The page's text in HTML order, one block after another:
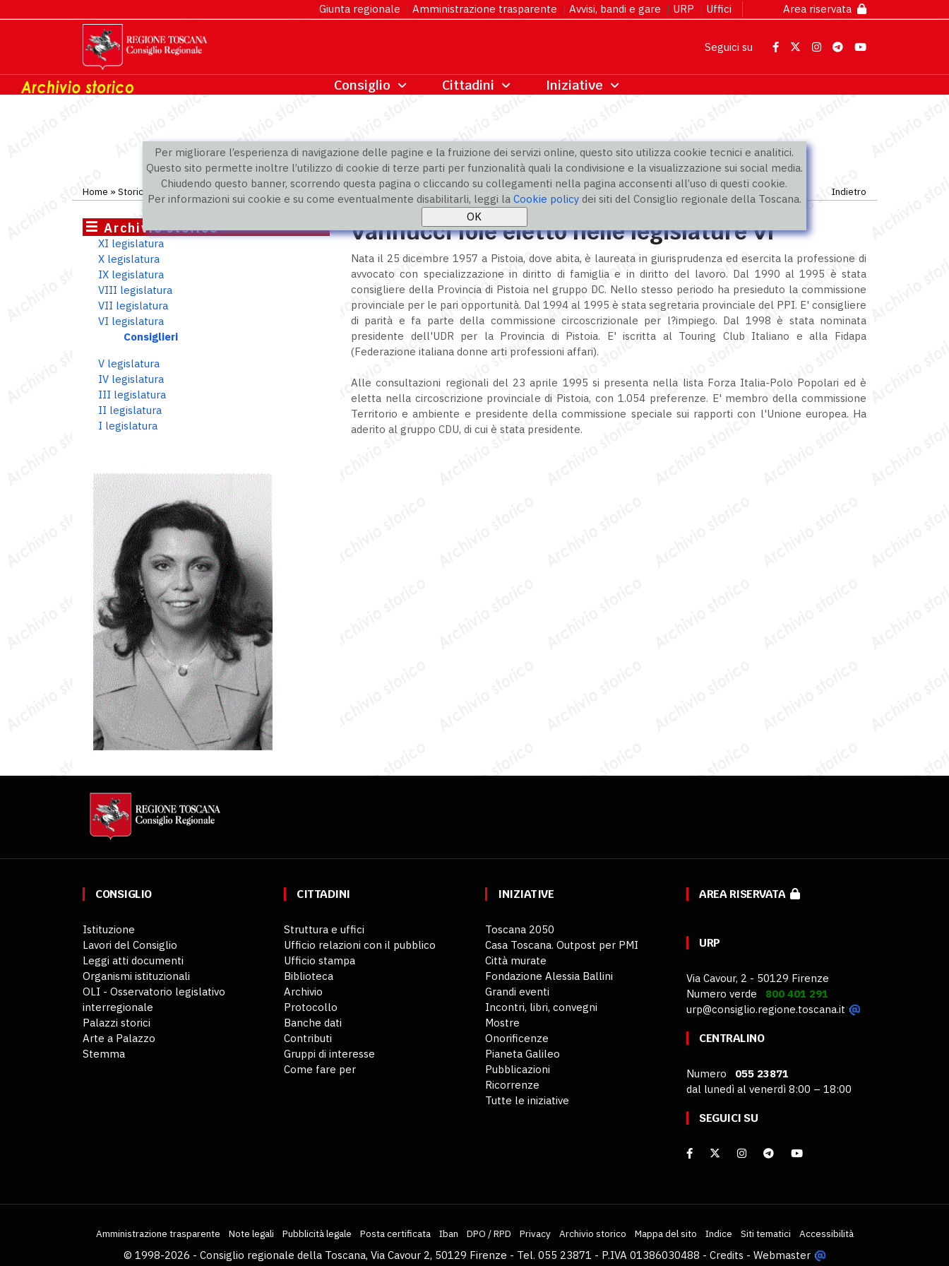
Per migliorare l’esperienza di navigazione delle pagine e la fruizione dei servizi online, questo sito utilizza cookie tecnici e analitici.
Questo sito permette inoltre l’utilizzo di cookie di terze parti per funzionalità quali la condivisione e la visualizzazione sui social media.
Chiudendo questo banner, scorrendo questa pagina o cliccando su collegamenti nella pagina acconsenti all’uso di questi cookie.
Per informazioni sui cookie e su come eventualmente disabilitarli, leggi la Cookie policydei siti del Consiglio regionale della Toscana.
Giunta regionale | Amministrazione trasparente | Avvisi, bandi e gare | URP | Uffici Area riservata
Seguici su
Home » Storico VI legislatura »Consiglieri Indietro
Archivio storico
XI legislatura
X legislatura
IX legislatura
VIII legislatura
VII legislatura
VI legislatura
Consiglieri
V legislatura
IV legislatura
III legislatura
II legislatura
I legislatura
Vannucci Iole eletto nelle legislature VI
Nata il 25 dicembre 1957 a Pistoia, dove abita, è laureata in giurisprudenza ed esercita la professione di
avvocato con specializzazione in diritto di famiglia e in diritto del lavoro. Dal 1990 al 1995 è stata
consigliere della Provincia di Pistoia nel gruppo DC. Nello stesso periodo ha presieduto la commissione
provinciale per le pari opportunità. Dal 1994 al 1995 è stata segretaria provinciale del PPI. E' consigliere
di parità e fa parte della commissione circoscrizionale per l?impiego. Dal 1998 è stata nominata
presidente dell'UDR per la Provincia di Pistoia. E' iscritta al Touring Club Italiano e alla Fidapa
(Federazione italiana donne arti professioni affari).
Alle consultazioni regionali del 23 aprile 1995 si presenta nella lista Forza Italia-Polo Popolari ed è
eletta nella circoscrizione provinciale di Pistoia, con 1.054 preferenze. E' membro della commissione
Territorio e ambiente e presidente della commissione speciale sui rapporti con l'Unione europea. Ha
aderito al gruppo CDU, di cui è stata presidente.
CONSIGLIO
Istituzione
Lavori del Consiglio
Leggi atti documenti
Organismi istituzionali
OLI - Osservatorio legislativo
interregionale
Palazzi storici
Arte a Palazzo
Stemma
CITTADINI
Struttura e uffici
Ufficio relazioni con il pubblico
Ufficio stampa
Biblioteca
Archivio
Protocollo
Banche dati
Contributi
Gruppi di interesse
Come fare per
INIZIATIVE
Toscana 2050
Casa Toscana. Outpost per PMI
Città murate
Fondazione Alessia Ballini
Grandi eventi
Incontri, libri, convegni
Mostre
Onorificenze
Pianeta Galileo
Pubblicazioni
Ricorrenze
Tutte le iniziative
AREA RISERVATA
URP
Via Cavour, 2 - 50129 Firenze
Numero verde 800 401 291
urp@consiglio.regione.toscana.it
CENTRALINO
Numero 055 23871
dal lunedì al venerdì 8:00 – 18:00
SEGUICI SU
Amministrazione trasparente Note legali Pubblicità legale Posta certificata Iban DPO / RPD Privacy Archivio storico Mappa del sito Indice Siti tematici Accessibilità
© 1998-2026 - Consiglio regionale della Toscana, Via Cavour 2, 50129 Firenze - Tel. 055 23871 - P.IVA 01386030488 - Credits - Webmaster